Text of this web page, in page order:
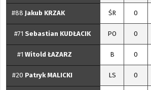
#88 Jakub KRZAK ŚR 0
#71 Sebastian KUDŁACIK PO 0
#1 Witold ŁAZARZ B 0
#20 PatrykMALICKI LS 0